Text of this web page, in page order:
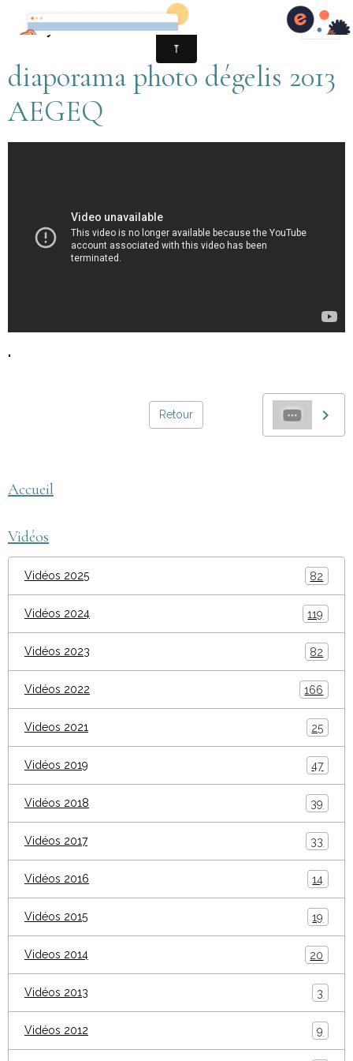
diaporama photo dégelis 2013
AEGEQ
"
Retour
Accueil
Vidéos
Vidéos 2025 82
Vidéos 2024 119
Vidéos 2023 82
Vidéos 2022 166
Videos 2021 25
Vidéos 2019 47
Vidéos 2018 39
Vidéos 2017 33
Vidéos 2016 14
Vidéos 2015 19
Videos 2014 20
Vidéos 2013 3
Vidéos 2012 9